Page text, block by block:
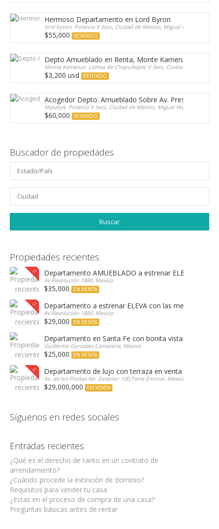
Hermoso Departamento en Lord Byron
lord byron, Polanco V Secc, Ciudad de México, Miguel Hidalgo,
$55,000 RENTADO
Depto Amueblado en Renta, Monte Kamerun
Monte Kamerun, Lomas de Chapultepec V Secc, Ciudad de México,
$3,200 usd RENTADO
Acogedor Depto. Amueblado Sobre Av. Presidente
Masaryk, Polanco V Secc, Ciudad de México, Miguel Hidalgo, 11510,
$60,000 RENTADO
Buscador de propiedades
Propiedades recientes
Departamento AMUEBLADO a estrenar ELEVA con
Av Revolución 1880, Mexico
$35,000 EN RENTA
Departamento a estrenar ELEVA con las mejores
Av Revolución 1880, Mexico
$29,000 EN RENTA
Departamento en Santa Fe con bonita vista arbolada
Guillermo Gonzalez Camarena, Mexico
$25,000 EN RENTA
Departamento de lujo con terraza en venta Encinar en
Av. de los Poetas No. Exterior: 100,Torre Encinar, Mexico
$29,000,000 EN VENTA
Síguenos en redes sociales
Entradas recientes
¿Qué es el derecho de tanto en un contrato de
arrendamiento?
¿Cuándo procede la extinción de dominio?
Requisitos para vender tu casa
¿Estas en el proceso de compra de una casa?
Preguntas básicas antes de rentar